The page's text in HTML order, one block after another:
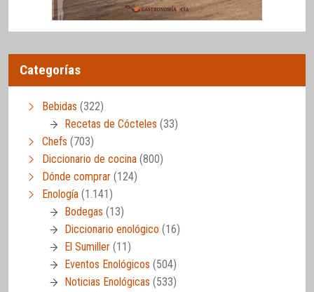
Categorías
Bebidas (322)
Recetas de Cócteles (33)
Chefs (703)
Diccionario de cocina (800)
Dónde comprar (124)
Enología (1.141)
Bodegas (13)
Diccionario enológico (16)
El Sumiller (11)
Eventos Enológicos (504)
Noticias Enológicas (533)